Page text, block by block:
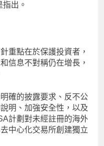
出。
重點在於保護投資者，
信息不對稱仍在增長，
確的披露要求、反不公
明、加強安全性，以及
計劃對未經註冊的海外
中心化交易所創建獨立